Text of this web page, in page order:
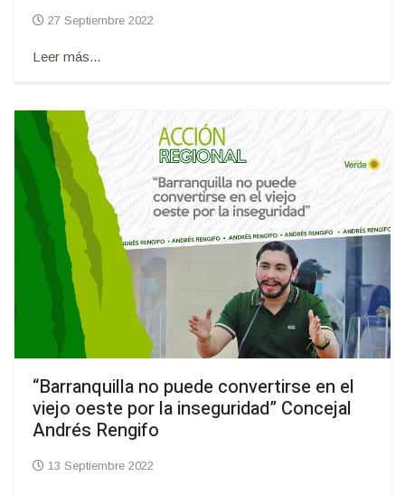
27 Septiembre 2022
Leer más...
“Barranquilla no puede convertirse en el
viejo oeste por la inseguridad” Concejal
Andrés Rengifo
13 Septiembre 2022